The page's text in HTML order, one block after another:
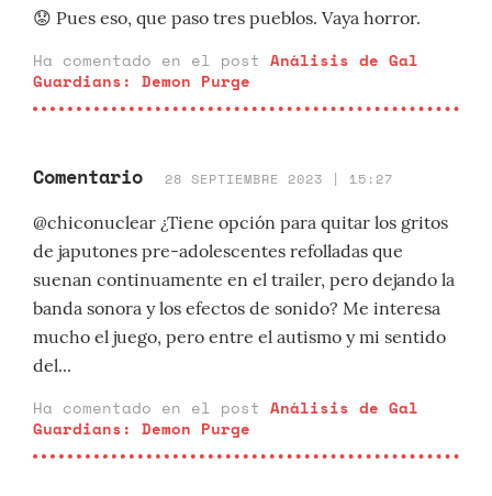
😟 Pues eso, que paso tres pueblos. Vaya horror.
Ha comentado en el post Análisis de Gal
Guardians: Demon Purge
Comentario 28 SEPTIEMBRE 2023 | 15:27
@chiconuclear ¿Tiene opción para quitar los gritos
de japutones pre-adolescentes refolladas que
suenan continuamente en el trailer, pero dejando la
banda sonora y los efectos de sonido? Me interesa
mucho el juego, pero entre el autismo y mi sentido
del...
Ha comentado en el post Análisis de Gal
Guardians: Demon Purge